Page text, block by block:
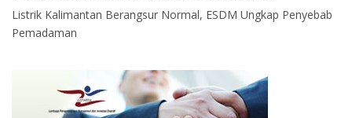
Listrik Kalimantan Berangsur Normal, ESDM Ungkap Penyebab
Pemadaman